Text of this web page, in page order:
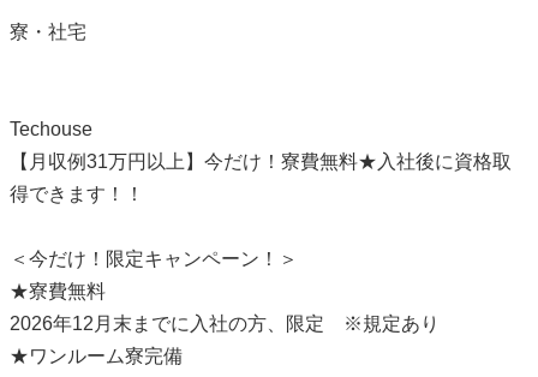
寮・社宅
Techouse
【月収例31万円以上】今だけ！寮費無料★入社後に資格取
得できます！！
＜今だけ！限定キャンペーン！＞
★寮費無料
2026年12月末までに入社の方、限定 ※規定あり
★ワンルーム寮完備